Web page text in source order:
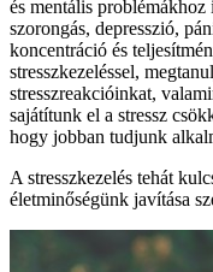
és mentális
szorongás, depresszió,
koncentráció és
stresszkezeléssel,
stresszreakcióinkat,
sajátítunk el a stressz
hogy jobban tudjunk
A stresszkezelés tehát
életminőségünk javítása